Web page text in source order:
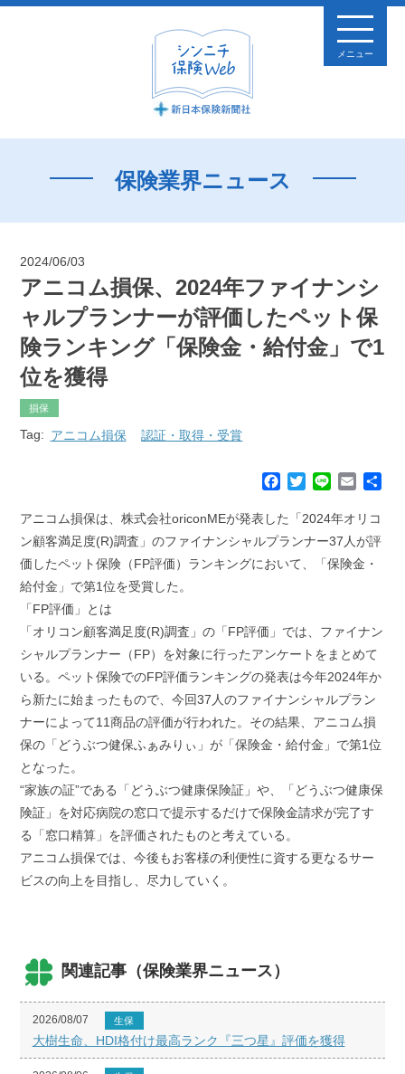
メニュー
保険業界ニュース
2024/06/03
アニコム損保、2024年ファイナンシ
ャルプランナーが評価したペット保
険ランキング「保険金・給付金」で1
位を獲得
損保
Tag: アニコム損保 認証・取得・受賞
c
e
o
T
i
t
n
e
E
a
i
アニコム損保は、株式会社oriconMEが発表した「2024年オリコ
ン顧客満足度(R)調査」のファイナンシャルプランナー37人が評
価したペット保険（FP評価）ランキングにおいて、「保険金・
給付金」で第1位を受賞した。
「FP評価」とは
「オリコン顧客満足度(R)調査」の「FP評価」では、ファイナン
シャルプランナー（FP）を対象に行ったアンケートをまとめて
いる。ペット保険でのFP評価ランキングの発表は今年2024年か
ら新たに始まったもので、今回37人のファイナンシャルプラン
ナーによって11商品の評価が行われた。その結果、アニコム損
保の「どうぶつ健保ふぁみりぃ」が「保険金・給付金」で第1位
となった。
“家族の証”である「どうぶつ健康保険証」や、「どうぶつ健康保
険証」を対応病院の窓口で提示するだけで保険金請求が完了す
る「窓口精算」を評価されたものと考えている。
アニコム損保では、今後もお客様の利便性に資する更なるサー
ビスの向上を目指し、尽力していく。
関連記事（保険業界ニュース）
2026/08/07 生保
大樹生命、HDI格付け最高ランク『三つ星』評価を獲得